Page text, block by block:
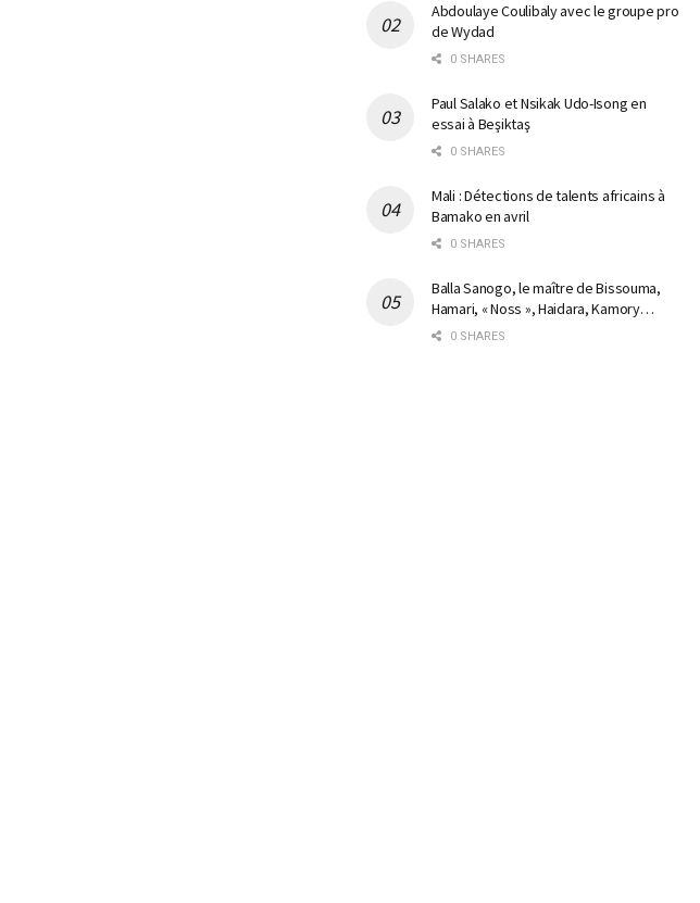
Abdoulaye Coulibaly avec le groupe pro
de Wydad
0 SHARES
Paul Salako et Nsikak Udo-Isong en
essai à Beşiktaş
0 SHARES
Mali : Détections de talents africains à
Bamako en avril
0 SHARES
Balla Sanogo, le maître de Bissouma,
Hamari, « Noss », Haidara, Kamory…
0 SHARES